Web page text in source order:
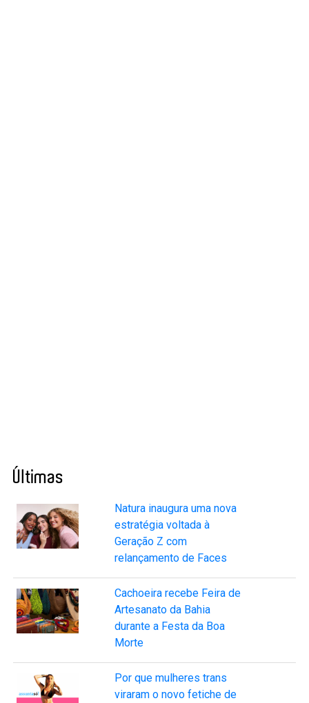
Últimas
Natura inaugura uma nova
estratégia voltada à
Geração Z com
relançamento de Faces
Cachoeira recebe Feira de
Artesanato da Bahia
durante a Festa da Boa
Morte
Por que mulheres trans
viraram o novo fetiche de